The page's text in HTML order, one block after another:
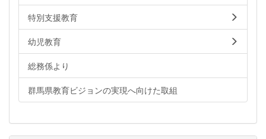
特別支援教育
幼児教育
総務係より
群馬県教育ビジョンの実現へ向けた取組